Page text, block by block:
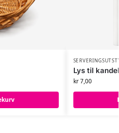
Lys til
kr7,00